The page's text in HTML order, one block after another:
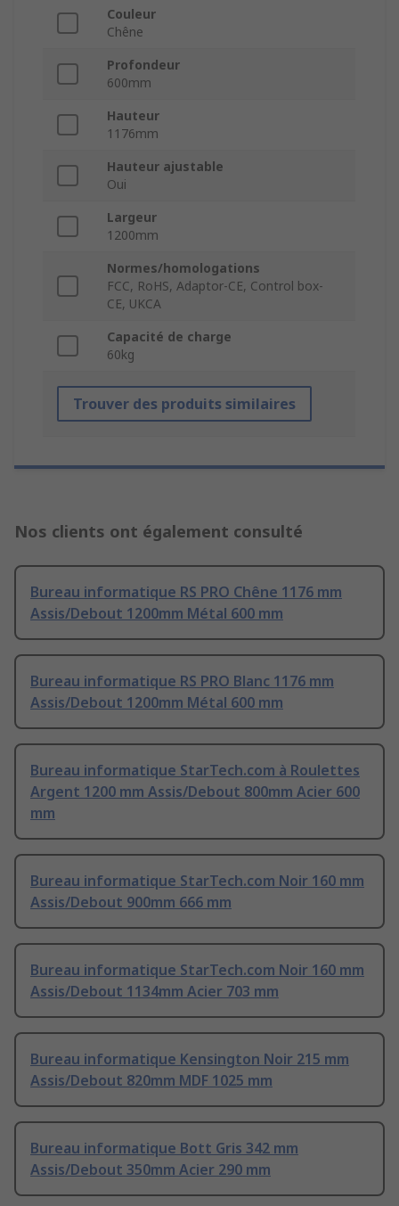
Couleur
Chêne
Profondeur
600mm
Hauteur
1176mm
Hauteur ajustable
Oui
Largeur
1200mm
Normes/homologations
FCC, RoHS, Adaptor-CE, Control box-
CE, UKCA
Capacité de charge
60kg
Trouver des produits similaires
Nos clients ont également consulté
Bureau informatique RS PRO Chêne 1176 mm
Assis/Debout 1200mm Métal 600 mm
Bureau informatique RS PRO Blanc 1176 mm
Assis/Debout 1200mm Métal 600 mm
Bureau informatique StarTech.com à Roulettes
Argent 1200 mm Assis/Debout 800mm Acier 600
mm
Bureau informatique StarTech.com Noir 160 mm
Assis/Debout 900mm 666 mm
Bureau informatique StarTech.com Noir 160 mm
Assis/Debout 1134mm Acier 703 mm
Bureau informatique Kensington Noir 215 mm
Assis/Debout 820mm MDF 1025 mm
Bureau informatique Bott Gris 342 mm
Assis/Debout 350mm Acier 290 mm